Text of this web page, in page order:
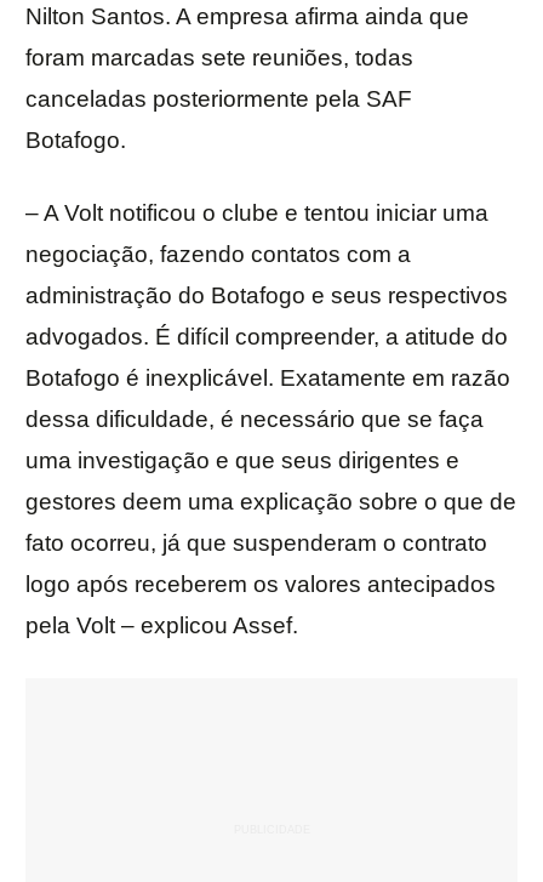
Nilton Santos. A empresa afirma ainda que
foram marcadas sete reuniões, todas
canceladas posteriormente pela SAF
Botafogo.
– A Volt notificou o clube e tentou iniciar uma
negociação, fazendo contatos com a
administração do Botafogo e seus respectivos
advogados. É difícil compreender, a atitude do
Botafogo é inexplicável. Exatamente em razão
dessa dificuldade, é necessário que se faça
uma investigação e que seus dirigentes e
gestores deem uma explicação sobre o que de
fato ocorreu, já que suspenderam o contrato
logo após receberem os valores antecipados
pela Volt – explicou Assef.